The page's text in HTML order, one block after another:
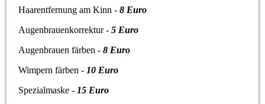
Haarentfernung am Kinn -8 Euro
Augenbrauenkorrektur -5 Euro
Augenbrauen färben -8 Euro
Wimpern färben - 10 Euro
Spezialmaske - 15 Euro